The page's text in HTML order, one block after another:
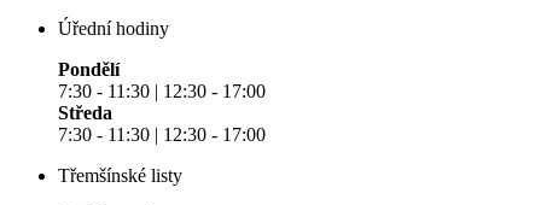
Úřední hodiny
Pondělí
7:30 - 11:30 | 12:30 - 17:00
Středa
7:30 - 11:30 | 12:30 - 17:00
Třemšínské listy